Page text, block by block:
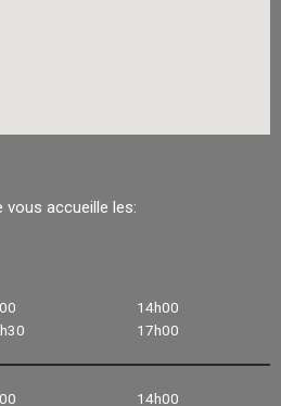
vous accueille les:
14h00
17h00
14h00